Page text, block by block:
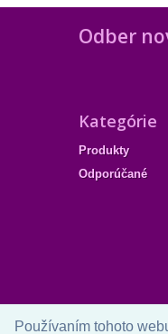
Používaním tohoto
Odber
Kategórie
Produkty
Odporúčané